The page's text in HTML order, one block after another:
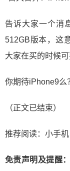
告诉大家一个消
512GB版本，这
大家在买的时候可
你期待iPhone9么
（正文已结束）
推荐阅读： 小手机
免责声明及提醒：